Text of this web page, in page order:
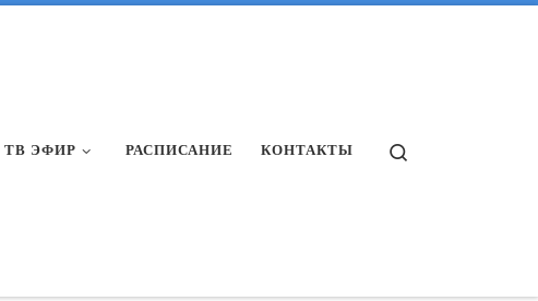
ТВ ЭФИР РАСПИСАНИЕ КОНТАКТЫ